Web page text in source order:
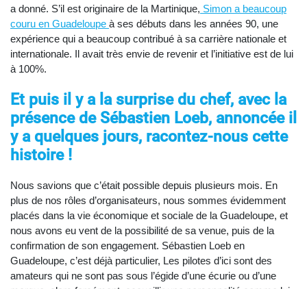
a donné. S’il est originaire de la Martinique, Simon a beaucoup
couru en Guadeloupe à ses débuts dans les années 90, une
expérience qui a beaucoup contribué à sa carrière nationale et
internationale. Il avait très envie de revenir et l’initiative est de lui
à 100%.
Et puis il y a la surprise du chef, avec la
présence de Sébastien Loeb, annoncée il
y a quelques jours, racontez-nous cette
histoire !
Nous savions que c’était possible depuis plusieurs mois. En
plus de nos rôles d’organisateurs, nous sommes évidemment
placés dans la vie économique et sociale de la Guadeloupe, et
nous avons eu vent de la possibilité de sa venue, puis de la
confirmation de son engagement. Sébastien Loeb en
Guadeloupe, c’est déjà particulier, Les pilotes d’ici sont des
amateurs qui ne sont pas sous l’égide d’une écurie ou d’une